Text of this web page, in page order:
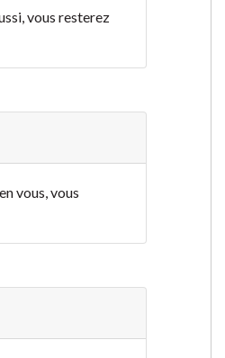
vous resterez
vous, vous